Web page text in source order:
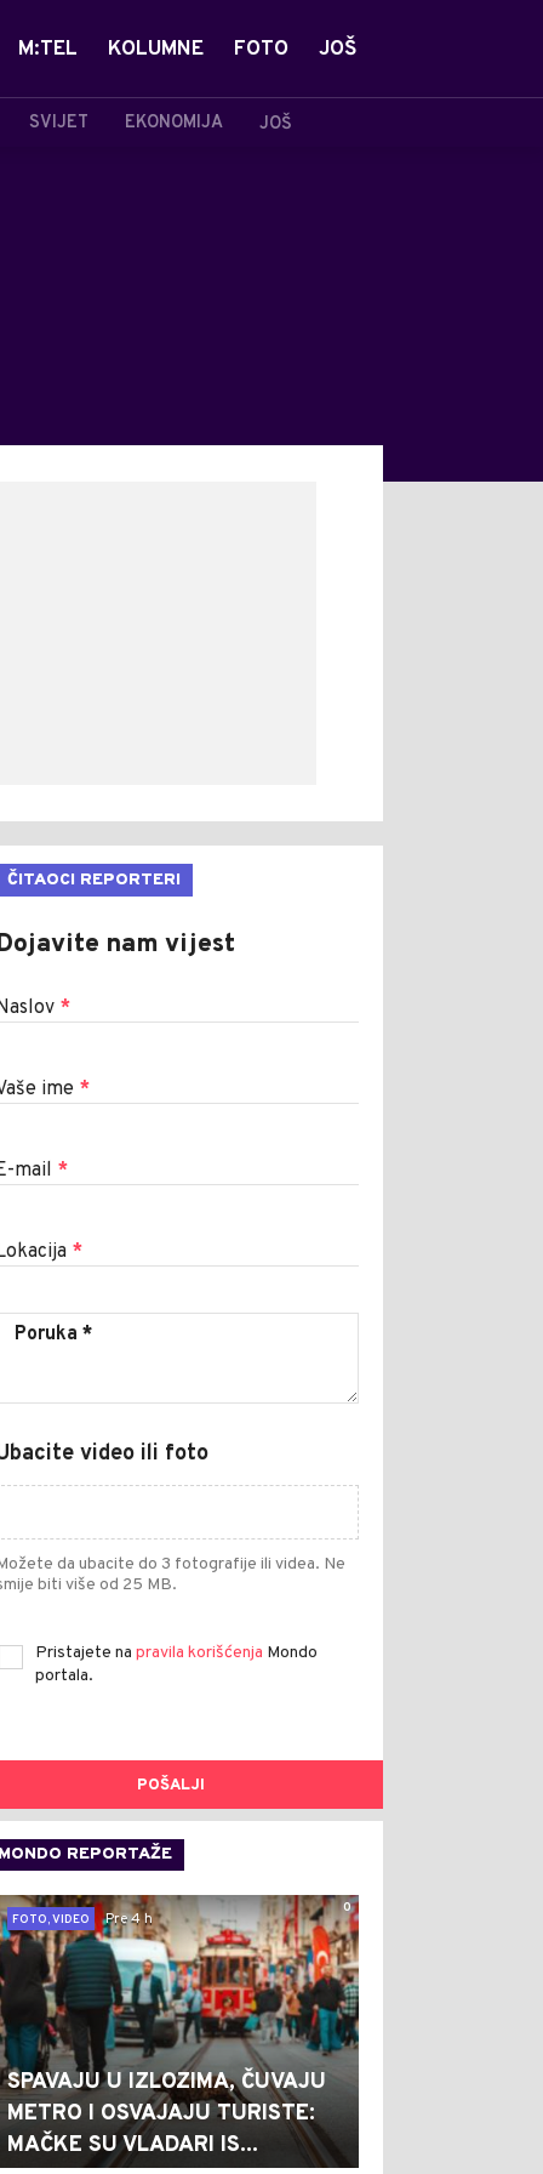
SVIJET EKONOMIJA JOŠ
M:TEL KOLUMNE FOTO JOŠ
ČITAOCI REPORTERI
nam vijest
*
ime *
mail *
*
video ili foto
da ubacite do 3 fotografije ili videa. Ne
biti više od 25 MB.
Pristajete na pravila korišćenja Mondo
portala.
POŠALJI
MONDO REPORTAŽE
0
FOTO, VIDEO
Pre 4 h
SPAVAJU U IZLOZIMA, ČUVAJU
METRO I OSVAJAJU TURISTE:
MAČKE SU VLADARI IS...